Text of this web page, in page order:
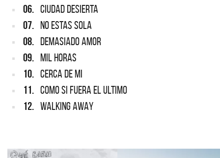
06. CIUDAD DESIERTA
07. NO ESTAS SOLA
08. DEMASIADO AMOR
09. MIL HORAS
10. CERCA DE MI
11. COMO SI FUERA EL ULTIMO
12. WALKING AWAY